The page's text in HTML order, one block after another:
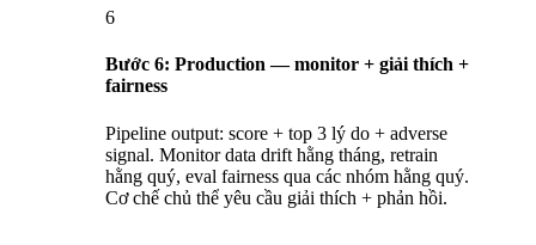
6
Bước 6: Production — monitor + giải thích +
fairness
Pipeline output: score + top 3 lý do + adverse
signal. Monitor data drift hằng tháng, retrain
hằng quý, eval fairness qua các nhóm hằng quý.
Cơ chế chủ thể yêu cầu giải thích + phản hồi.